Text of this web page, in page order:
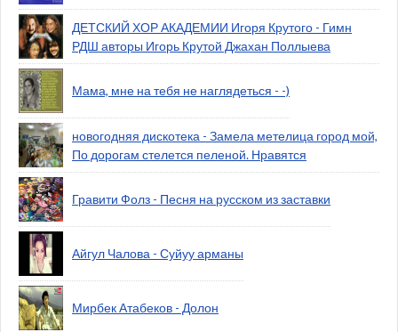
ДЕТСКИЙ ХОР АКАДЕМИИ Игоря Крутого - Гимн
РДШ авторы Игорь Крутой Джахан Поллыева
Мама, мне на тебя не наглядеться - -)
новогодняя дискотека - Замела метелица город мой,
По дорогам стелется пеленой. Нравятся
Гравити Фолз - Песня на русском из заставки
Айгул Чалова - Суйуу арманы
Мирбек Атабеков - Долон